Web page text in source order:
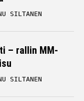
SILTANEN
– rallin MM-
SILTANEN